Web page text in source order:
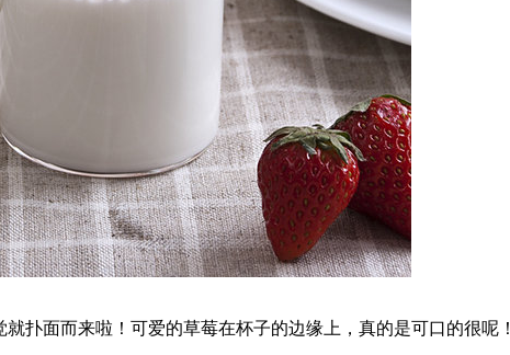
扑面而来啦！可爱的草莓在杯子的边缘上，真的是可口的很呢！